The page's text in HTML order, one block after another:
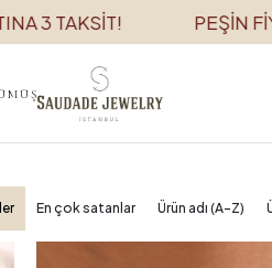
PEŞİN FİYATINA 3
En çok satanlar Ürün adı (A-Z)